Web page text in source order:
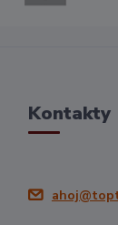
Kontakty